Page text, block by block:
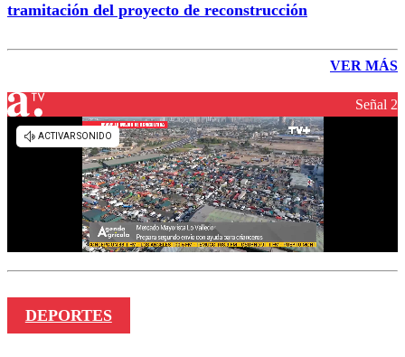
tramitación del proyecto de reconstrucción
VER MÁS
Señal 2
DEPORTES